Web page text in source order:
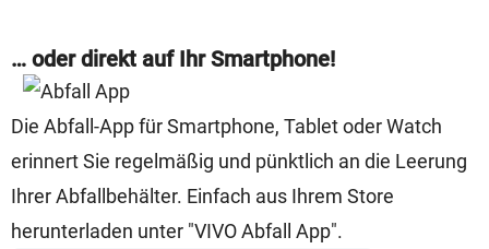
… oder direkt auf Ihr Smartphone!
Die Abfall-App für Smartphone, Tablet oder Watch
erinnert Sie regelmäßig und pünktlich an die Leerung
Ihrer Abfallbehälter. Einfach aus Ihrem Store
herunterladen unter "VIVO Abfall App".